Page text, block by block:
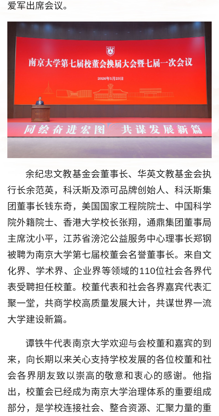
爱军出席会议。
余纪忠文教基金会董事长、华英文教基金会执
行长余范英，科沃斯及添可品牌创始人、科沃斯集
团董事长钱东奇，美国国家工程院院士、中国科学
院外籍院士、香港大学校长张翔，通鼎集团董事局
主席沈小平，江苏省滂沱公益服务中心理事长郑钢
被聘为南京大学第七届校董会名誉董事长。来自文
化界、学术界、企业界等领域的110位社会各界代
表受聘担任校董。校董代表和社会各界嘉宾代表汇
聚一堂，共商学校高质量发展大计，共谋世界一流
大学建设新篇。
谭铁牛代表南京大学欢迎与会校董和嘉宾的到
来，向长期以来关心支持学校发展的各位校董和社
会各界朋友致以崇高的敬意和衷心的感谢。他指
出，校董会已经成为南京大学治理体系的重要组成
部分，是学校连接社会、整合资源、汇聚力量的重